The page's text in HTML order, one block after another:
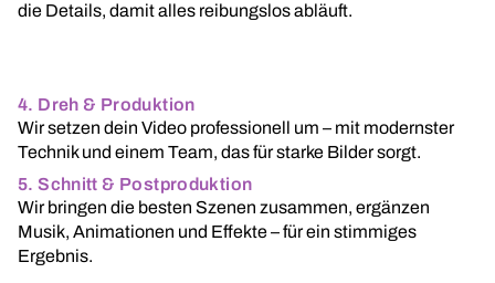
die Details, damit alles reibungslos abläuft.
4. Dreh & Produktion
Wir setzen dein Video professionell um – mit modernster
Technik und einem Team, das für starke Bilder sorgt.
5. Schnitt & Postproduktion
Wir bringen die besten Szenen zusammen, ergänzen
Musik, Animationen und Effekte – für ein stimmiges
Ergebnis.